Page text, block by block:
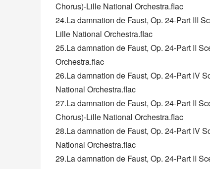
Chorus)-Lille National Orchestra.flac
24.La damnation de Faust, Op. 24-Part III
Lille National Orchestra.flac
25.La damnation de Faust, Op. 24-Part II
Orchestra.flac
26.La damnation de Faust, Op. 24-Part IV
National Orchestra.flac
27.La damnation de Faust, Op. 24-Part II
Chorus)-Lille National Orchestra.flac
28.La damnation de Faust, Op. 24-Part IV
National Orchestra.flac
29.La damnation de Faust, Op. 24-Part II